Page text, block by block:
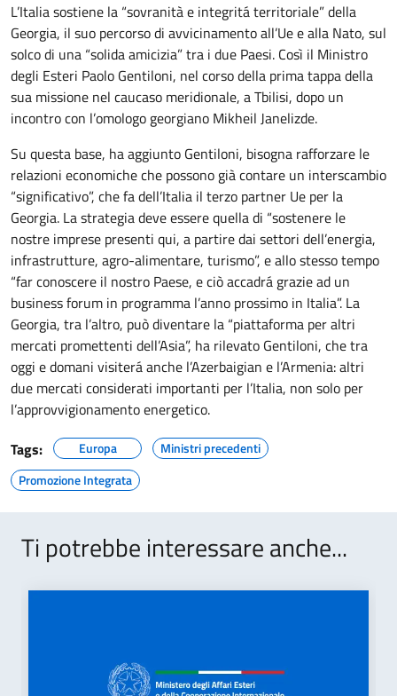
L’Italia sostiene la “sovranità e integritá territoriale” della
Georgia, il suo percorso di avvicinamento all’Ue e alla Nato, sul
solco di una “solida amicizia” tra i due Paesi. Così il Ministro
degli Esteri Paolo Gentiloni, nel corso della prima tappa della
sua missione nel caucaso meridionale, a Tbilisi, dopo un
incontro con l’omologo georgiano Mikheil Janelizde.
Su questa base, ha aggiunto Gentiloni, bisogna rafforzare le
relazioni economiche che possono già contare un interscambio
“significativo”, che fa dell’Italia il terzo partner Ue per la
Georgia. La strategia deve essere quella di “sostenere le
nostre imprese presenti qui, a partire dai settori dell’energia,
infrastrutture, agro-alimentare, turismo”, e allo stesso tempo
“far conoscere il nostro Paese, e ciò accadrá grazie ad un
business forum in programma l’anno prossimo in Italia”. La
Georgia, tra l’altro, può diventare la “piattaforma per altri
mercati promettenti dell’Asia”, ha rilevato Gentiloni, che tra
oggi e domani visiterá anche l’Azerbaigian e l’Armenia: altri
due mercati considerati importanti per l’Italia, non solo per
l’approvvigionamento energetico.
Tags:
Europa
Ministri precedenti
Promozione Integrata
Ti potrebbe interessare anche...